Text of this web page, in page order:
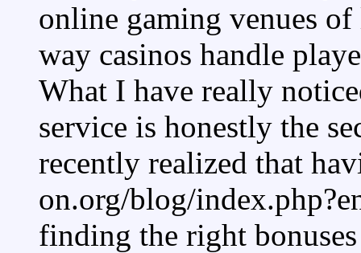
online gaming venues
way casinos handle
What I have really
service is honestly the
recently realized that
on.org/blog/
finding the right